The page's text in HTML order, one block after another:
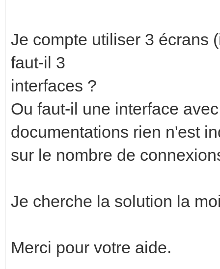
Je compte utiliser 3 écrans
faut-il 3
interfaces ?
Ou faut-il une interface
documentations rien n'est
sur le nombre de
Je cherche la solution la
Merci pour votre aide.